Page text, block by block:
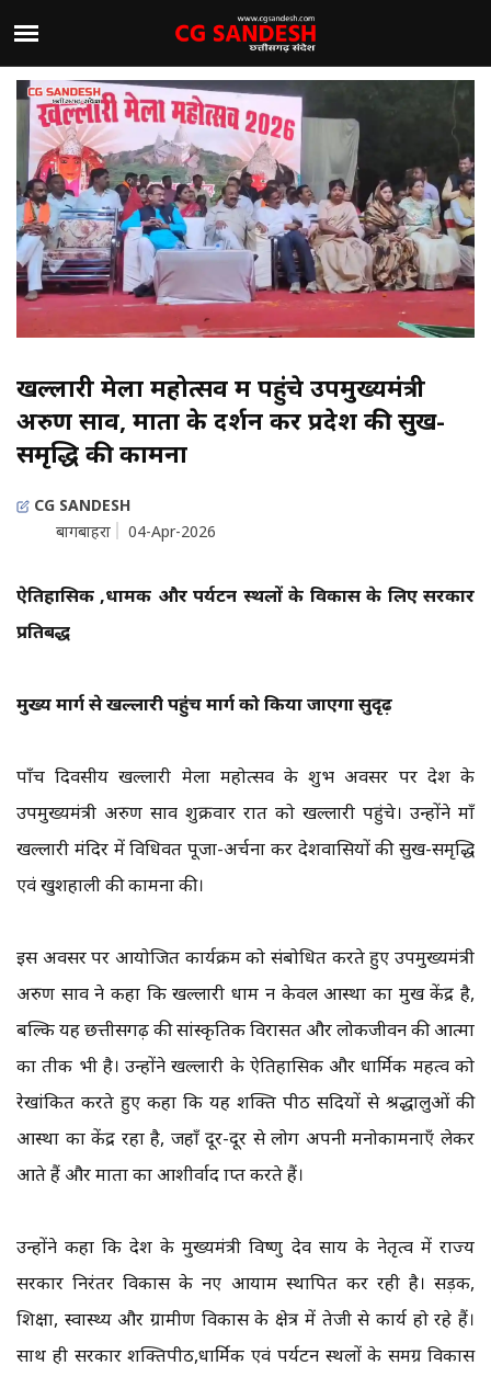
खल्लारी मेला महोत्सव में पहुंचे उपमुख्यमंत्री
अरुण साव, माता के दर्शन कर प्रदेश की सुख-
समृद्धि की कामना
CG SANDESH
बागबाहरा
04-Apr-2026
ऐतिहासिक ,धार्मिक और पर्यटन स्थलों के विकास के लिए सरकार
प्रतिबद्ध
मुख्य मार्ग से खल्लारी पहुंच मार्ग को किया जाएगा सुदृढ़
पाँच दिवसीय खल्लारी मेला महोत्सव के शुभ अवसर पर प्रदेश के
उपमुख्यमंत्री अरुण साव शुक्रवार रात को खल्लारी पहुंचे। उन्होंने माँ
खल्लारी मंदिर में विधिवत पूजा-अर्चना कर प्रदेशवासियों की सुख-समृद्धि
एवं खुशहाली की कामना की।
इस अवसर पर आयोजित कार्यक्रम को संबोधित करते हुए उपमुख्यमंत्री
अरुण साव ने कहा कि खल्लारी धाम न केवल आस्था का प्रमुख केंद्र है,
बल्कि यह छत्तीसगढ़ की सांस्कृतिक विरासत और लोकजीवन की आत्मा
का प्रतीक भी है। उन्होंने खल्लारी के ऐतिहासिक और धार्मिक महत्व को
रेखांकित करते हुए कहा कि यह शक्ति पीठ सदियों से श्रद्धालुओं की
आस्था का केंद्र रहा है, जहाँ दूर-दूर से लोग अपनी मनोकामनाएँ लेकर
आते हैं और माता का आशीर्वाद प्राप्त करते हैं।
उन्होंने कहा कि प्रदेश के मुख्यमंत्री विष्णु देव साय के नेतृत्व में राज्य
सरकार निरंतर विकास के नए आयाम स्थापित कर रही है। सड़क,
शिक्षा, स्वास्थ्य और ग्रामीण विकास के क्षेत्र में तेजी से कार्य हो रहे हैं।
साथ ही सरकार शक्तिपीठ,धार्मिक एवं पर्यटन स्थलों के समग्र विकास